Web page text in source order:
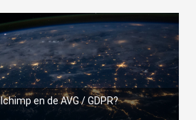
en de AVG / GDPR?